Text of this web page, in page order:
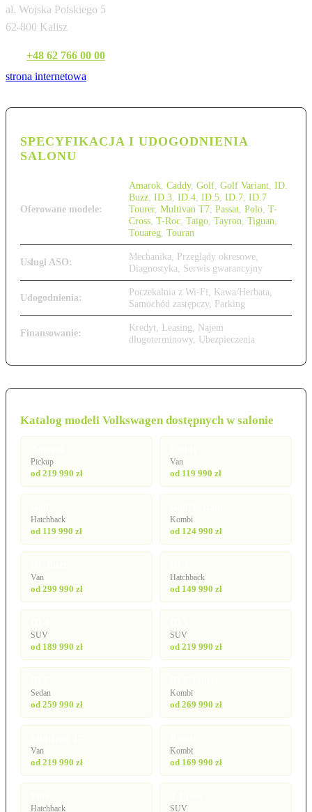
al. Wojska Polskiego 5
62-800 Kalisz
+48 62 766 00 00
strona internetowa
SPECYFIKACJA I UDOGODNIENIA
SALONU
Oferowane modele:
Amarok Caddy, Golf Golf Variant ID.
Buzz ID.3 ID.4 ID.5 ID.7 ID.7
Tourer, Multivan T7 Passat Polo T-
Cross T-Roc Taigo Tayron Tiguan
Touareg Touran
Usługi ASO:
Mechanika, Przeglądy okresowe,
Diagnostyka, Serwis gwarancyjny
Udogodnienia:
Poczekalnia z Wi-Fi, Kawa/Herbata,
Samochód zastępczy, Parking
Finansowanie:
Kredyt, Leasing, Najem
długoterminowy, Ubezpieczenia
Katalog modeli Volkswagen dostępnych w salonie
Pickup
od 219 990 zł
Van
od 119 990 zł
Hatchback
od 119 990 zł
Kombi
od 124 990 zł
Van
od 299 990 zł
Hatchback
od 149 990 zł
SUV
od 189 990 zł
SUV
od 219 990 zł
Sedan
od 259 990 zł
Kombi
od 269 990 zł
Van
od 219 990 zł
Kombi
od 169 990 zł
Hatchback SUV